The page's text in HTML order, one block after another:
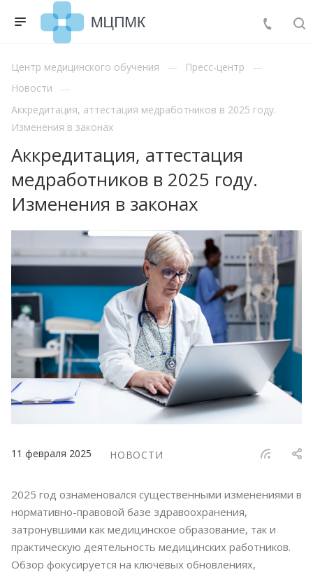
Центр медицинского обучения
Пресс-центр
Новости
Аккредитация, аттестация медработников в 2025 году.
Изменения в законах
Аккредитация, аттестация
медработников в 2025 году.
Изменения в законах
11 февраля 2025 НОВОСТИ
2025 год ознаменовался существенными изменениями в
нормативно-правовой базе здравоохранения,
затронувшими как медицинское образование, так и
практическую деятельность медицинских работников.
Обзор фокусируется на ключевых обновлениях,